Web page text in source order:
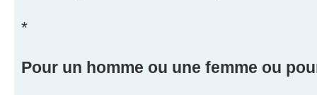
*
Pour un homme ou une femme ou